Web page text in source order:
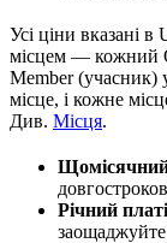
Усі ціни вказані
місцем — кожний
Member (учасник)
місце, і кожне
Див. Місця.
Річний